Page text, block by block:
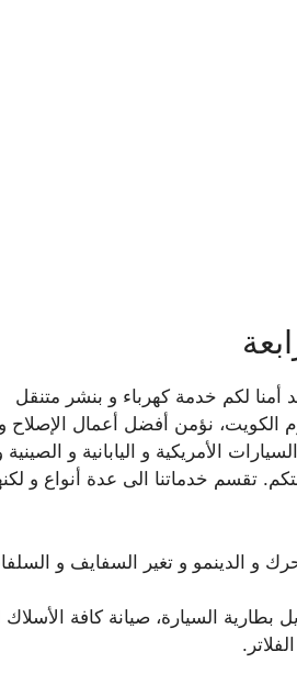
أمنا لكم خدمة كهرباء و بنشر متنقل
نؤمن أفضل أعمال الإصلاح و
الأمريكية و اليابانية و الصينية
تقسم خدماتنا الى عدة أنواع و
و الدينمو و تغير السفايف و
السيارة، صيانة كافة الأسلاك